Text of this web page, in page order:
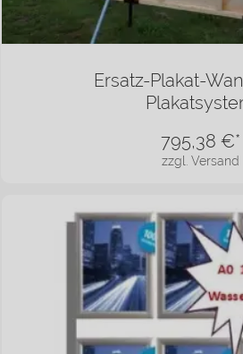
Ersatz-Plakat-
zzgl. Versand
795,38 €*